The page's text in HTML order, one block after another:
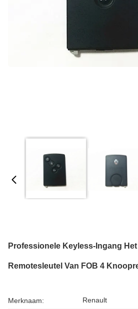
Professionele Keyless-Ingang
Remotesleutel Van FOB 4
Merknaam: Renault